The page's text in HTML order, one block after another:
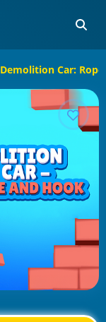
Demolition Car: